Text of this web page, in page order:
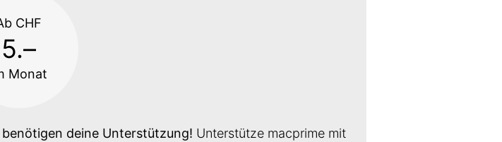
CHF
5.–
Monat
benötigen deine Unterstützung! Unterstütze macprime mit